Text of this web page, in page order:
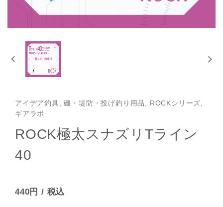
アイデア釣具, 磯・堤防・投げ釣り用品, ROCKシリーズ,
ギアラボ
ROCK極太スナズリTライン
40
440円 / 税込